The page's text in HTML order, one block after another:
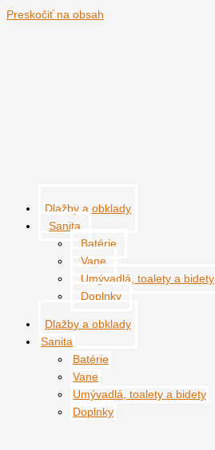
Preskočiť na obsah
Dlažby a obklady
Sanita
Batérie
Vane
Umývadlá, toalety a bidety
Doplnky
Dlažby a obklady
Sanita
Batérie
Vane
Umývadlá, toalety a bidety
Doplnky